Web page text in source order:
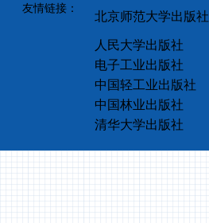
友情链接：
北京师范大学出版社
人民大学出版社
电子工业出版社
中国轻工业出版社
中国林业出版社
清华大学出版社